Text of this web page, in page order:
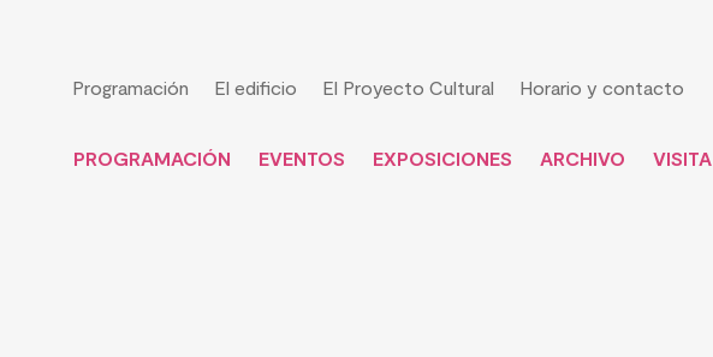
Programación El edificio El Proyecto Cultural Horario y contacto
PROGRAMACIÓN EVENTOS EXPOSICIONES ARCHIVO VISITA